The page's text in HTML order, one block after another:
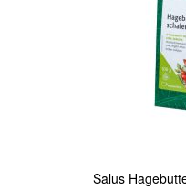
Salus